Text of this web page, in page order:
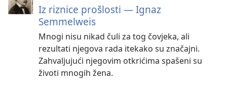
Iz riznice prošlosti — Ignaz
Semmelweis
Mnogi nisu nikad čuli za tog čovjeka, ali
rezultati njegova rada itekako su značajni.
Zahvaljujući njegovim otkrićima spašeni su
životi mnogih žena.